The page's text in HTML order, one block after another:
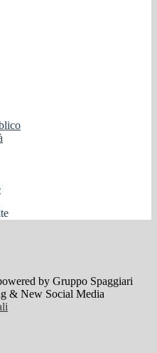
by Gruppo Spaggiari
& New Social Media